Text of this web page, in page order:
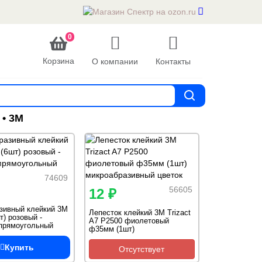
0
Корзина О компании Контакты
3М
74609
клейкий 3M
розовый -
Купить
56605
12 ₽
Лепесток клейкий 3М Trizact
A7 Р2500 фиолетовый
ф35мм (1шт)
микроабразивный цветок
Отсутствует